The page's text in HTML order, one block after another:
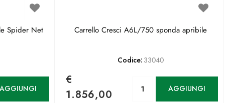
Spider Net Carrello Cresci A6L/750 sponda apribile
Codice: 33040
€
1.856,00
AGGIUNGI